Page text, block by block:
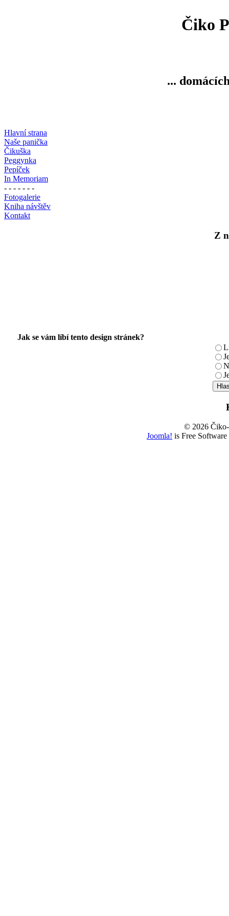
Čiko
...
Hlavní strana
Naše panička
Čikuška
Peggynka
Pepíček
In Memoriam
- - - - - - -
Fotogalerie
Kniha návštěv
Kontakt
Z
Jak se vám líbí tento design stránek?
© 2026 Čiko-
Joomla! is Free